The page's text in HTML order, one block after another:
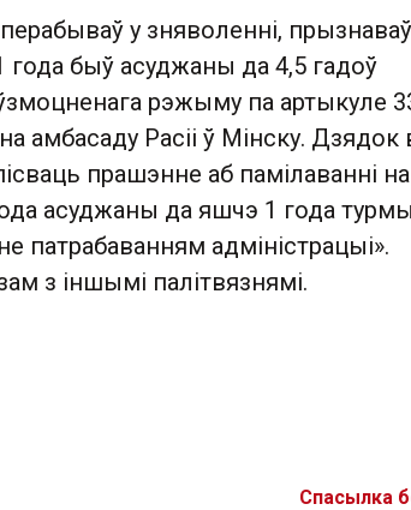
у зняволенні,
года быў асуджаны да 4,5 гадоў
рэжыму па артыкуле
амбасаду Расіі ў Мінску. Дзядок
прашэнне аб памілаванні
асуджаны да яшчэ 1 года
патрабаванням адміністрацыі».
з іншымі палітвязнямі.
Спасылка